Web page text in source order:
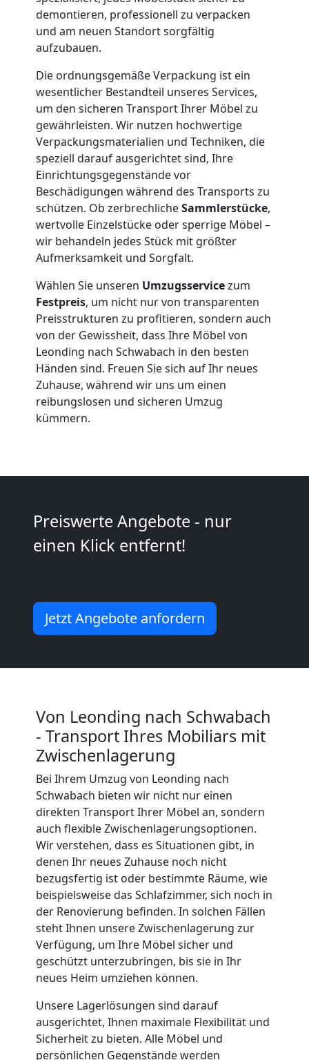
demontieren, professionell zu verpacken
und am neuen Standort sorgfältig
aufzubauen.
Die ordnungsgemäße Verpackung ist ein
wesentlicher Bestandteil unseres Services,
um den sicheren Transport Ihrer Möbel zu
gewährleisten. Wir nutzen hochwertige
Verpackungsmaterialien und Techniken, die
speziell darauf ausgerichtet sind, Ihre
Einrichtungsgegenstände vor
Beschädigungen während des Transports zu
schützen. Ob zerbrechlicheSammlerstücke,
wertvolle Einzelstücke oder sperrige Möbel –
wir behandeln jedes Stück mit größter
Aufmerksamkeit und Sorgfalt.
Wählen Sie unseren Umzugsservicezum
Festpreis, um nicht nur von transparenten
Preisstrukturen zu profitieren, sondern auch
von der Gewissheit, dass Ihre Möbel von
Leonding nach Schwabach in den besten
Händen sind. Freuen Sie sich auf Ihr neues
Zuhause, während wir uns um einen
reibungslosen und sicheren Umzug
kümmern.
Preiswerte Angebote - nur
einen Klick entfernt!
Jetzt Angebote anfordern
Von Leonding nach Schwabach
- Transport Ihres Mobiliars mit
Zwischenlagerung
Bei Ihrem Umzug von Leonding nach
Schwabach bieten wir nicht nur einen
direkten Transport Ihrer Möbel an, sondern
auch flexible Zwischenlagerungsoptionen.
Wir verstehen, dass es Situationen gibt, in
denen Ihr neues Zuhause noch nicht
bezugsfertig ist oder bestimmte Räume, wie
beispielsweise das Schlafzimmer, sich noch in
der Renovierung befinden. In solchen Fällen
steht Ihnen unsere Zwischenlagerung zur
Verfügung, um Ihre Möbel sicher und
geschützt unterzubringen, bis sie in Ihr
neues Heim umziehen können.
Unsere Lagerlösungen sind darauf
ausgerichtet, Ihnen maximale Flexibilität und
Sicherheit zu bieten. Alle Möbel und
persönlichen Gegenstände werden
und
Lagerung
Leonding
Full-
Service-
Umzug
Leonding
Qualitäts-
Umzüge
Leonding
Vereinsumzug
Möbeltransport
Möbeltransport
International
Beiladung
National
Beiladung
International
Internationaler
Umzug
Nationaler
Umzug